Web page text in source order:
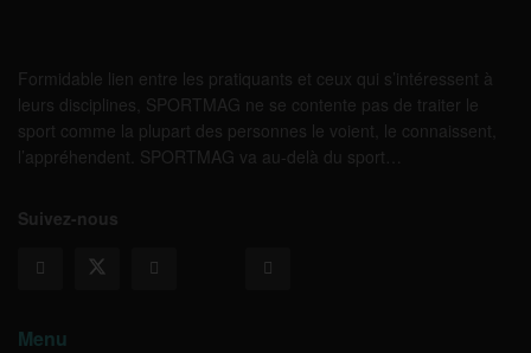
Formidable lien entre les pratiquants et ceux qui s’intéressent à
leurs disciplines, SPORTMAG ne se contente pas de traiter le
sport comme la plupart des personnes le voient, le connaissent,
l’appréhendent. SPORTMAG va au-delà du sport…
Suivez-nous
Menu